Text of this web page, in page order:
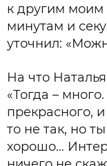
к другим моим
минутам и
уточнил:
На что
«Тогда –
прекрасного,
то не так, но
хорошо…